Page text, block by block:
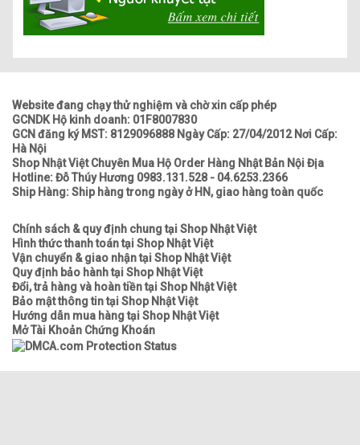
Website đang chạy thử nghiệm và chờ xin cấp phép
GCNDK Hộ kinh doanh: 01F8007830
GCN đăng ký MST: 8129096888 Ngày Cấp: 27/04/2012 Nơi Cấp:
Hà Nội
Shop Nhật Việt Chuyên Mua Hộ Order Hàng Nhật Bản Nội Địa
Hotline: Đỗ Thúy Hương 0983.131.528 - 04.6253.2366
Ship Hàng: Ship hàng trong ngày ở HN, giao hàng toàn quốc
Chính sách & quy định chung tại Shop Nhật Việt
Hình thức thanh toán tại Shop Nhật Việt
Vận chuyển & giao nhận tại Shop Nhật Việt
Quy định bảo hành tại Shop Nhật Việt
Đổi, trả hàng và hoàn tiền tại Shop Nhật Việt
Bảo mật thông tin tại Shop Nhật Việt
Hướng dẫn mua hàng tại Shop Nhật Việt
Mở Tài Khoản Chứng Khoán